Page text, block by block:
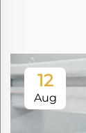
12
Aug